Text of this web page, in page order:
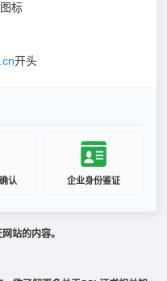
标
开头
认 企业身份鉴证
站的内容。